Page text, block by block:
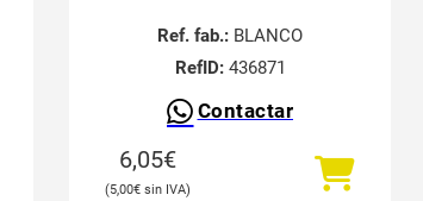
Ref. fab.: BLANCO
RefID:436871
Contactar
6,05€
5,00€